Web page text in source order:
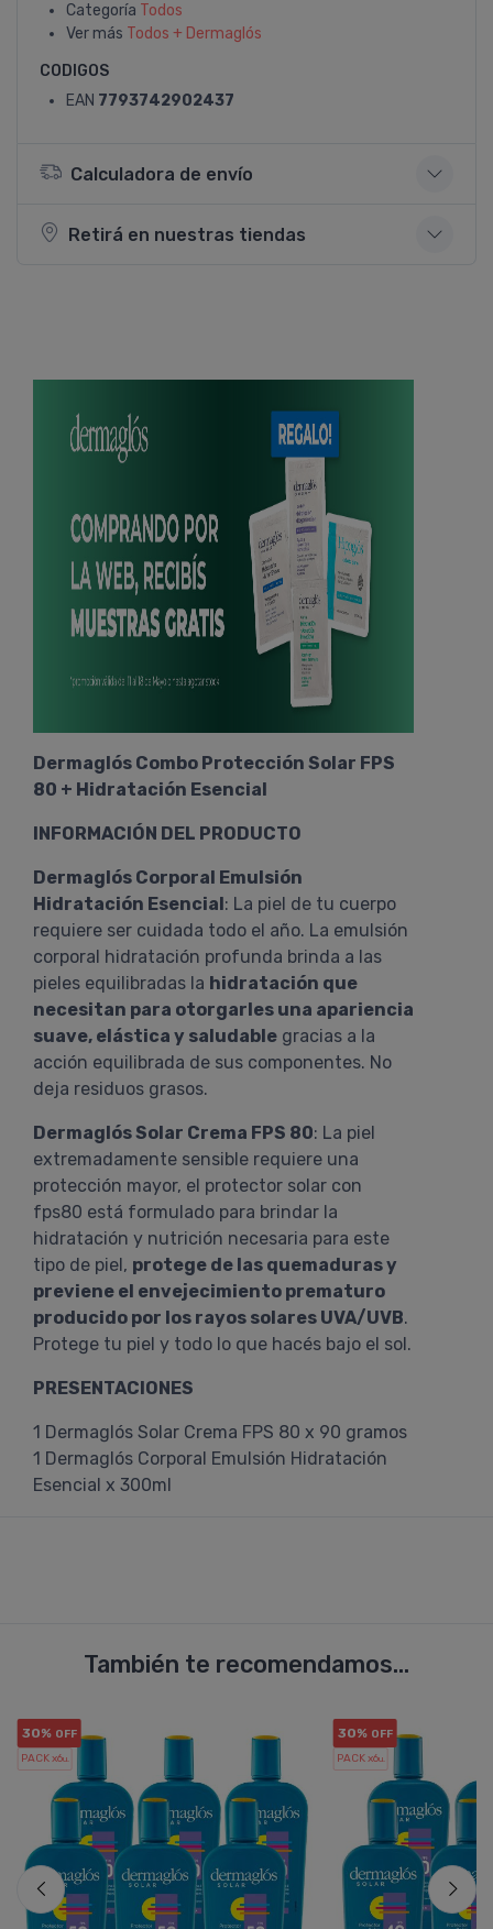
Categoría Todos
Ver más Todos + Dermaglós
CODIGOS
EAN 7793742902437
Calculadora de envío
Retirá en nuestras tiendas
Dermaglós Combo Protección Solar FPS
80 + Hidratación Esencial
INFORMACIÓN DEL PRODUCTO
Dermaglós Corporal Emulsión
Hidratación Esencial: La piel de tu cuerpo
requiere ser cuidada todo el año. La emulsión
corporal hidratación profunda brinda a las
pieles equilibradas la hidratación que
necesitan para otorgarles una apariencia
suave, elástica y saludable gracias a la
acción equilibrada de sus componentes. No
deja residuos grasos.
Dermaglós Solar Crema FPS 80: La piel
extremadamente sensible requiere una
protección mayor, el protector solar con
fps80 está formulado para brindar la
hidratación y nutrición necesaria para este
tipo de piel, protege de las quemaduras y
previene el envejecimiento prematuro
producido por los rayos solares UVA/UVB.
Protege tu piel y todo lo que hacés bajo el sol.
PRESENTACIONES
1 Dermaglós Solar Crema FPS 80 x 90 gramos
1 Dermaglós Corporal Emulsión Hidratación
Esencial x 300ml
También te recomendamos...
30% OFF
PACK x6u.
30% OFF
PACK x6u.